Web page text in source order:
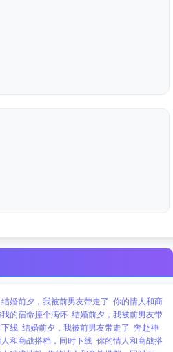
结婚前夕，我被前男友带走了 你的情人和商
的宿命撞个满怀 结婚前夕，我被前男友带
线 结婚前夕，我被前男友带走了 奔赴神
和商战搭档，同时下线 你的情人和商战搭